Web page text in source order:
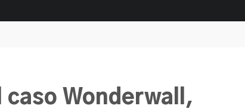
caso Wonderwall,